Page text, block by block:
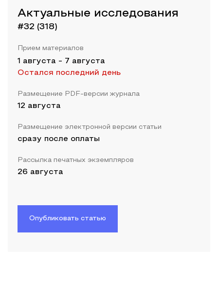
Актуальные исследования
#32 (318)
Прием материалов
1 августа - 7 августа
Остался последний день
Размещение PDF-версии журнала
12 августа
Размещение электронной версии статьи
сразу после оплаты
Рассылка печатных экземпляров
26 августа
Опубликовать статью